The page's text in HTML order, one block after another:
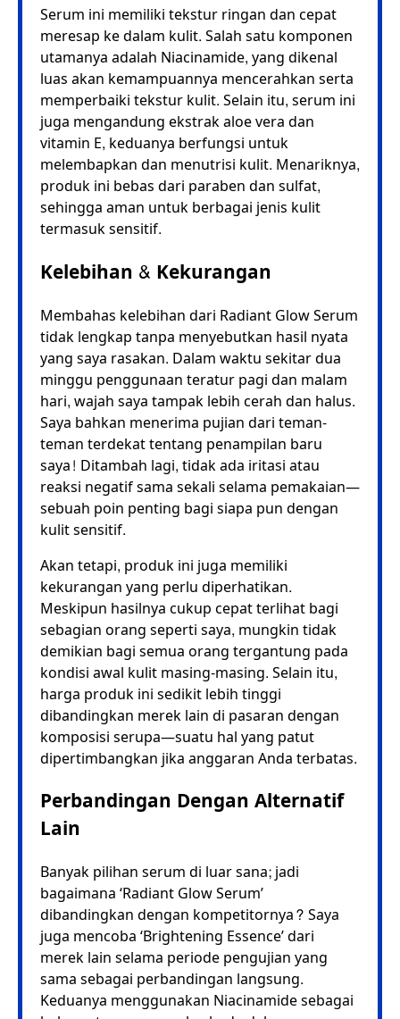
Serum ini memiliki tekstur ringan dan cepat
meresap ke dalam kulit. Salah satu komponen
utamanya adalah Niacinamide, yang dikenal
luas akan kemampuannya mencerahkan serta
memperbaiki tekstur kulit. Selain itu, serum ini
juga mengandung ekstrak aloe vera dan
vitamin E, keduanya berfungsi untuk
melembapkan dan menutrisi kulit. Menariknya,
produk ini bebas dari paraben dan sulfat,
sehingga aman untuk berbagai jenis kulit
termasuk sensitif.
Kelebihan & Kekurangan
Membahas kelebihan dari Radiant Glow Serum
tidak lengkap tanpa menyebutkan hasil nyata
yang saya rasakan. Dalam waktu sekitar dua
minggu penggunaan teratur pagi dan malam
hari, wajah saya tampak lebih cerah dan halus.
Saya bahkan menerima pujian dari teman-
teman terdekat tentang penampilan baru
saya! Ditambah lagi, tidak ada iritasi atau
reaksi negatif sama sekali selama pemakaian—
sebuah poin penting bagi siapa pun dengan
kulit sensitif.
Akan tetapi, produk ini juga memiliki
kekurangan yang perlu diperhatikan.
Meskipun hasilnya cukup cepat terlihat bagi
sebagian orang seperti saya, mungkin tidak
demikian bagi semua orang tergantung pada
kondisi awal kulit masing-masing. Selain itu,
harga produk ini sedikit lebih tinggi
dibandingkan merek lain di pasaran dengan
komposisi serupa—suatu hal yang patut
dipertimbangkan jika anggaran Anda terbatas.
Perbandingan Dengan Alternatif
Lain
Banyak pilihan serum di luar sana; jadi
bagaimana ‘Radiant Glow Serum’
dibandingkan dengan kompetitornya? Saya
juga mencoba ‘Brightening Essence’ dari
merek lain selama periode pengujian yang
sama sebagai perbandingan langsung.
Keduanya menggunakan Niacinamide sebagai